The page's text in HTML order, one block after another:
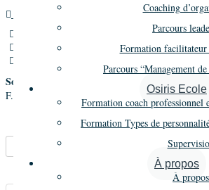
Coaching
Parcours
Formation facilitateur
Parcours “Management
Osiris Ecole
Formation coach
Formation Types de
À propos
À propos
Promo 7
160 rue la Fuma,Saint Vincent de
06 89 86 63 06
Société
F.A.B.L.E.S.
Marque-pages